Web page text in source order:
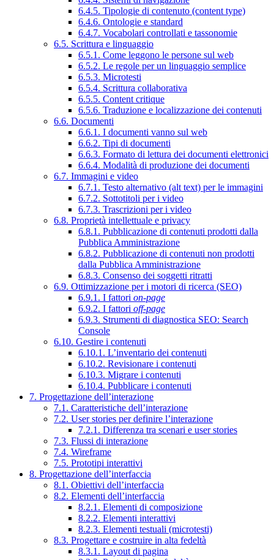
6.4.5. Tipologie di contenuto (content type)
6.4.6. Ontologie e standard
6.4.7. Vocabolari controllati e tassonomie
6.5. Scrittura e linguaggio
6.5.1. Come leggono le persone sul web
6.5.2. Le regole per un linguaggio semplice
6.5.3. Microtesti
6.5.4. Scrittura collaborativa
6.5.5. Content critique
6.5.6. Traduzione e localizzazione dei contenuti
6.6. Documenti
6.6.1. I documenti vanno sul web
6.6.2. Tipi di documenti
6.6.3. Formato di lettura dei documenti elettronici
6.6.4. Modalità di produzione dei documenti
6.7. Immagini e video
6.7.1. Testo alternativo (alt text) per le immagini
6.7.2. Sottotitoli per i video
6.7.3. Trascrizioni per i video
6.8. Proprietà intellettuale e privacy
6.8.1. Pubblicazione di contenuti prodotti dalla
Pubblica Amministrazione
6.8.2. Pubblicazione di contenuti non prodotti
dalla Pubblica Amministrazione
6.8.3. Consenso dei soggetti ritratti
6.9. Ottimizzazione per i motori di ricerca (SEO)
6.9.1. I fattori on-page
6.9.2. I fattori off-page
6.9.3. Strumenti di diagnostica SEO: Search
Console
6.10. Gestire i contenuti
6.10.1. L’inventario dei contenuti
6.10.2. Revisionare i contenuti
6.10.3. Migrare i contenuti
6.10.4. Pubblicare i contenuti
7. Progettazione dell’interazione
7.1. Caratteristiche dell’interazione
7.2. User stories per definire l’interazione
7.2.1. Differenza tra scenari e user stories
7.3. Flussi di interazione
7.4. Wireframe
7.5. Prototipi interattivi
8. Progettazione dell’interfaccia
8.1. Obiettivi dell’interfaccia
8.2. Elementi dell’interfaccia
8.2.1. Elementi di composizione
8.2.2. Elementi interattivi
8.2.3. Elementi testuali (microtesti)
8.3. Progettare e costruire in alta fedeltà
8.3.1. Layout di pagina